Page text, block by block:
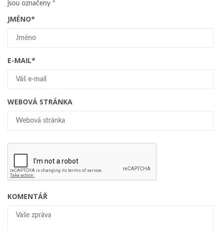
jsou označeny *
JMÉNO*
E-MAIL*
WEBOVÁ STRÁNKA
KOMENTÁŘ